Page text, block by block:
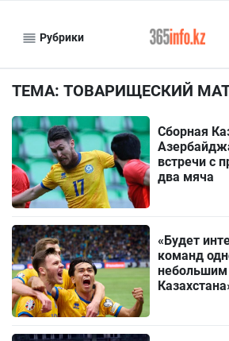
Рубрики
ТЕМА: ТОВАРИЩЕСКИЙ
Сборная
встречи с
два мяча
«Будет
команд